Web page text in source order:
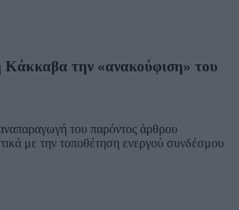
Κάκκαβα την «ανακούφιση» του
του παρόντος άρθρου
με την τοποθέτηση ενεργού συνδέσμου